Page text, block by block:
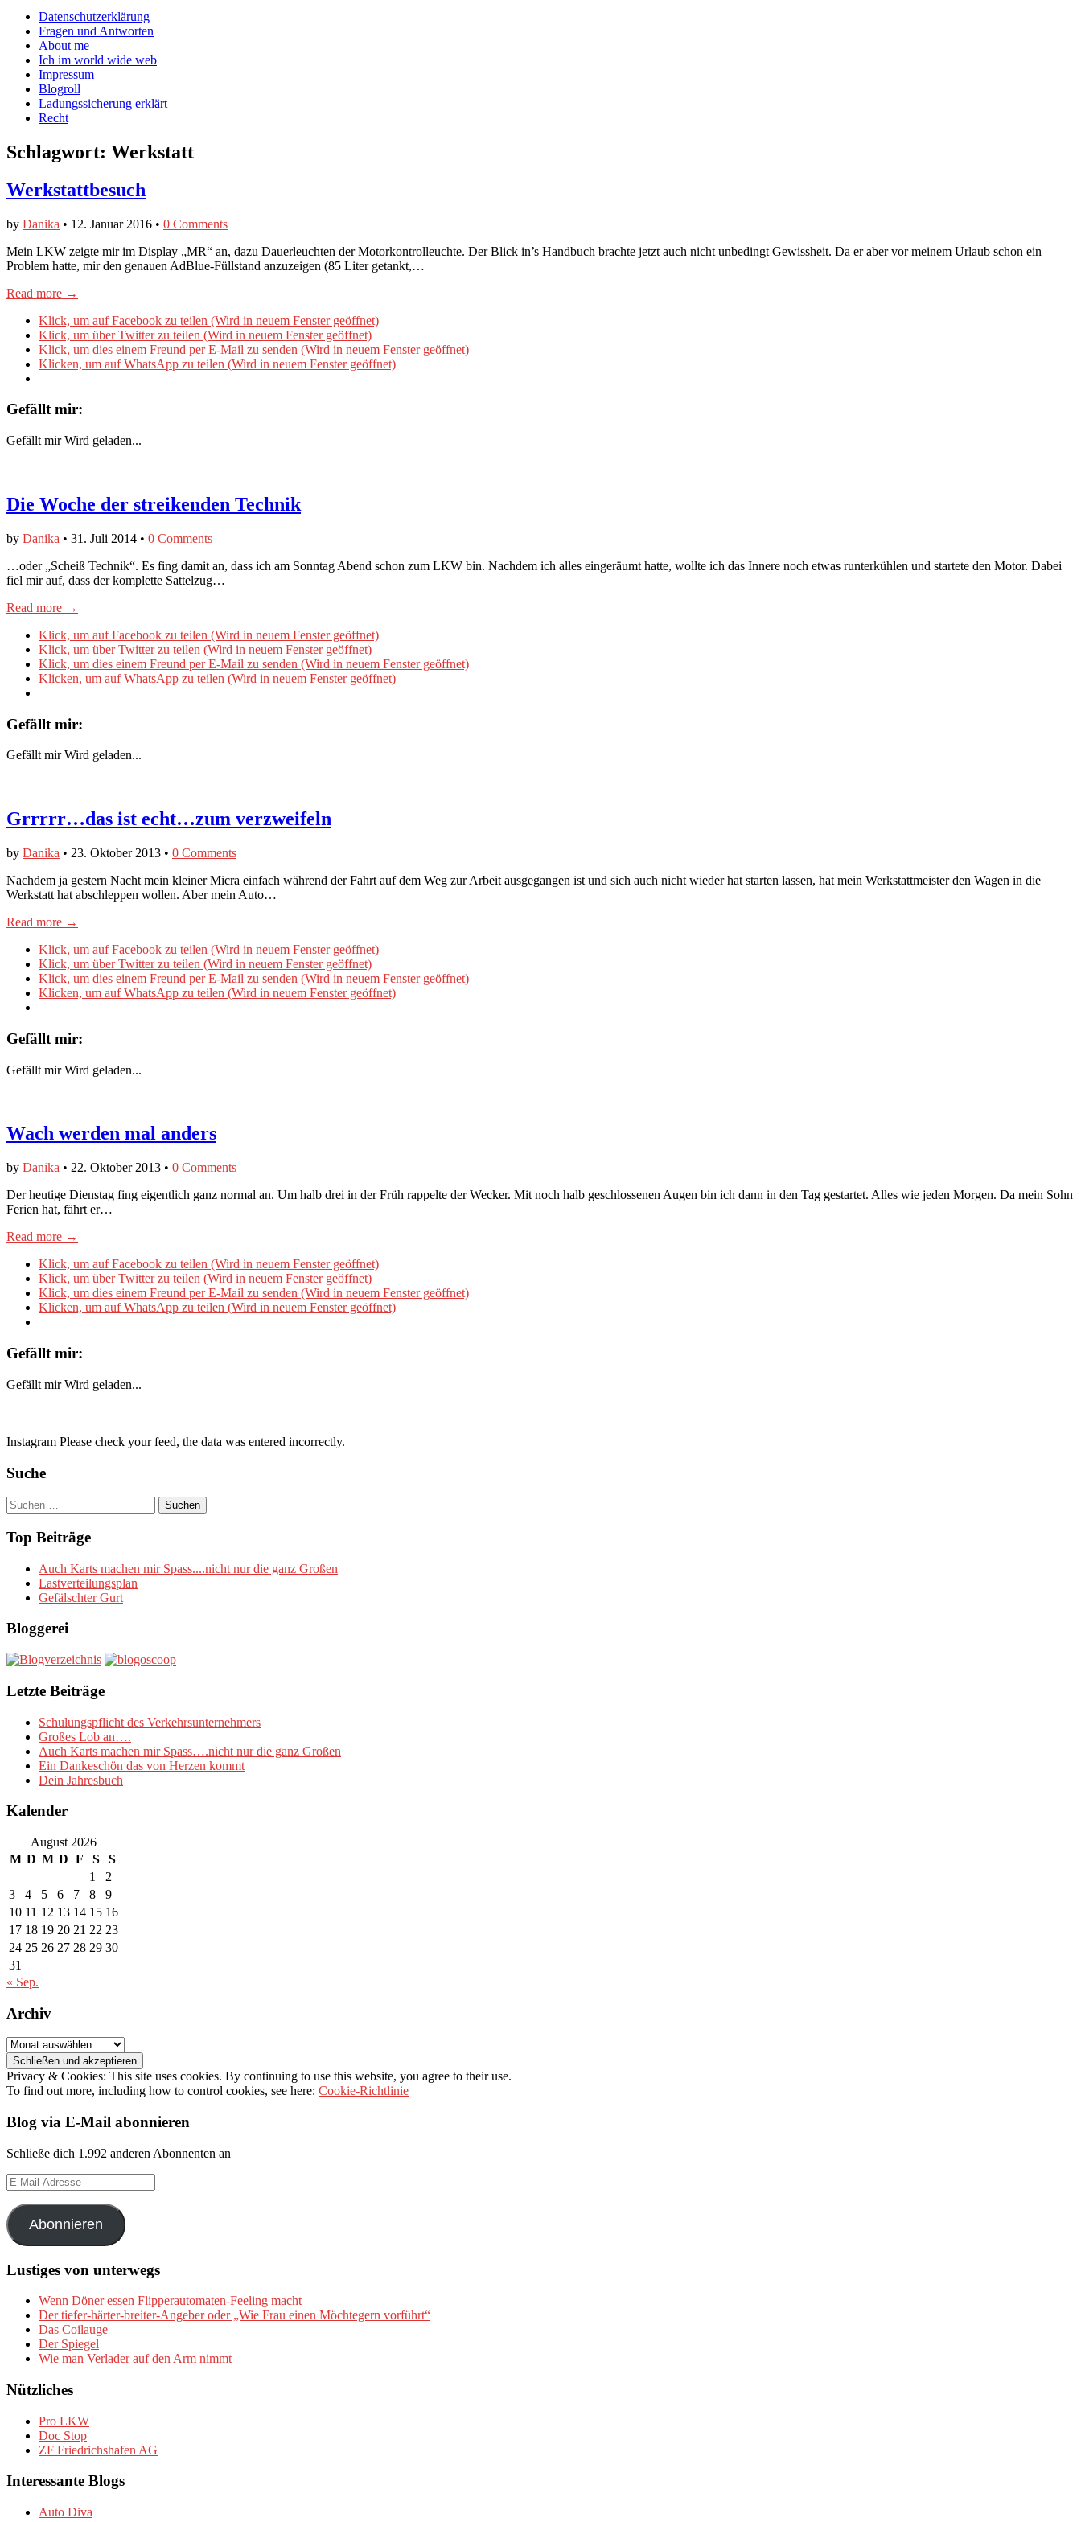
Facebook
anzeigen
Twitter
anzeigen
auf
Instagram
anzeigen
Main
menu
Skip
content
Datenschutzerklärung
Fragen und Antworten
About me
Ich im world wide web
Impressum
Blogroll
Ladungssicherung erklärt
Recht
Schlagwort: Werkstatt
Werkstattbesuch
by Danika • 12. Januar 2016 • 0 Comments
Mein LKW zeigte mir im Display „MR“ an, dazu Dauerleuchten der Motorkontrolleuchte. Der Blick in’s Handbuch brachte jetzt auch nicht unbedingt Gewissheit. Da er aber vor meinem Urlaub schon ein
Problem hatte, mir den genauen AdBlue-Füllstand anzuzeigen (85 Liter getankt,…
Read more →
Klick, um auf Facebook zu teilen (Wird in neuem Fenster geöffnet)
Klick, um über Twitter zu teilen (Wird in neuem Fenster geöffnet)
Klick, um dies einem Freund per E-Mail zu senden (Wird in neuem Fenster geöffnet)
Klicken, um auf WhatsApp zu teilen (Wird in neuem Fenster geöffnet)
Gefällt mir:
Gefällt mir Wird geladen...
Die Woche der streikenden Technik
by Danika • 31. Juli 2014 • 0 Comments
…oder „Scheiß Technik“. Es fing damit an, dass ich am Sonntag Abend schon zum LKW bin. Nachdem ich alles eingeräumt hatte, wollte ich das Innere noch etwas runterkühlen und startete den Motor. Dabei
fiel mir auf, dass der komplette Sattelzug…
Read more →
Klick, um auf Facebook zu teilen (Wird in neuem Fenster geöffnet)
Klick, um über Twitter zu teilen (Wird in neuem Fenster geöffnet)
Klick, um dies einem Freund per E-Mail zu senden (Wird in neuem Fenster geöffnet)
Klicken, um auf WhatsApp zu teilen (Wird in neuem Fenster geöffnet)
Gefällt mir:
Gefällt mir Wird geladen...
Grrrrr…das ist echt…zum verzweifeln
by Danika • 23. Oktober 2013 • 0 Comments
Nachdem ja gestern Nacht mein kleiner Micra einfach während der Fahrt auf dem Weg zur Arbeit ausgegangen ist und sich auch nicht wieder hat starten lassen, hat mein Werkstattmeister den Wagen in die
Werkstatt hat abschleppen wollen. Aber mein Auto…
Read more →
Klick, um auf Facebook zu teilen (Wird in neuem Fenster geöffnet)
Klick, um über Twitter zu teilen (Wird in neuem Fenster geöffnet)
Klick, um dies einem Freund per E-Mail zu senden (Wird in neuem Fenster geöffnet)
Klicken, um auf WhatsApp zu teilen (Wird in neuem Fenster geöffnet)
Gefällt mir:
Gefällt mir Wird geladen...
Wach werden mal anders
by Danika • 22. Oktober 2013 • 0 Comments
Der heutige Dienstag fing eigentlich ganz normal an. Um halb drei in der Früh rappelte der Wecker. Mit noch halb geschlossenen Augen bin ich dann in den Tag gestartet. Alles wie jeden Morgen. Da mein Sohn
Ferien hat, fährt er…
Read more →
Klick, um auf Facebook zu teilen (Wird in neuem Fenster geöffnet)
Klick, um über Twitter zu teilen (Wird in neuem Fenster geöffnet)
Klick, um dies einem Freund per E-Mail zu senden (Wird in neuem Fenster geöffnet)
Klicken, um auf WhatsApp zu teilen (Wird in neuem Fenster geöffnet)
Gefällt mir:
Gefällt mir Wird geladen...
Instagram Please check your feed, the data was entered incorrectly.
Suche
Suchen
nach:
Top Beiträge
Auch Karts machen mir Spass....nicht nur die ganz Großen
Lastverteilungsplan
Gefälschter Gurt
Bloggerei
Letzte Beiträge
Schulungspflicht des Verkehrsunternehmers
Großes Lob an….
Auch Karts machen mir Spass….nicht nur die ganz Großen
Ein Dankeschön das von Herzen kommt
Dein Jahresbuch
Kalender
August 2026
M D M D F S
S
1
2
3
4 5 6 7 8
9
10 11 12 13 14 15 16
17 18 19 20 21 22 23
24 25 26 27 28 29 30
31
« Sep.
Archiv
Archiv
Privacy & Cookies: This site uses cookies. By continuing to use this website, you agree to their use.
To find out more, including how to control cookies, see here: Cookie-Richtlinie
Blog via E-Mail abonnieren
Schließe dich 1.992 anderen Abonnenten an
E-
Mail-
Adresse
Abonnieren
Lustiges von unterwegs
Wenn Döner essen Flipperautomaten-Feeling macht
Der tiefer-härter-breiter-Angeber oder „Wie Frau einen Möchtegern vorführt“
Das Coilauge
Der Spiegel
Wie man Verlader auf den Arm nimmt
Nützliches
Pro LKW
Doc Stop
ZF Friedrichshafen AG
Interessante Blogs
Auto Diva